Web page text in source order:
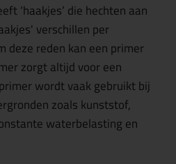
‘haakjes’ die hechten aan
verschillen per
deze reden kan een primer
zorgt altijd voor een
wordt vaak gebruikt bij
zoals kunststof,
waterbelasting en